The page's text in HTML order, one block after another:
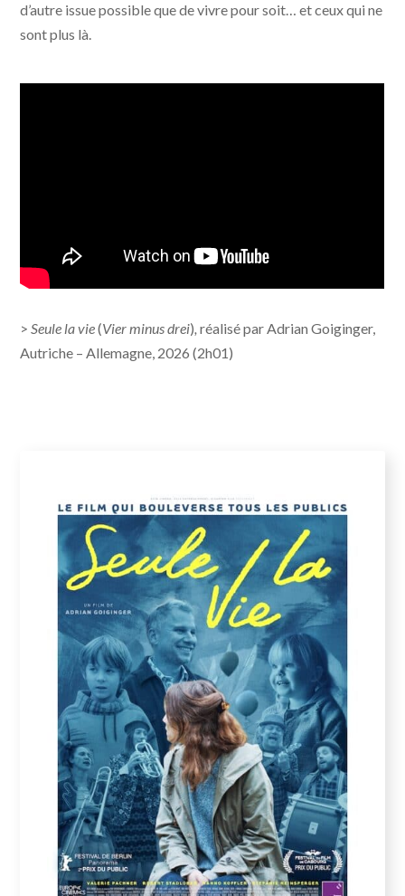
d’autre issue possible que de vivre pour soit… et ceux qui ne
sont plus là.
>Seule la vie(Vier minus drei),réalisé par Adrian Goiginger,
Autriche – Allemagne, 2026 (2h01)